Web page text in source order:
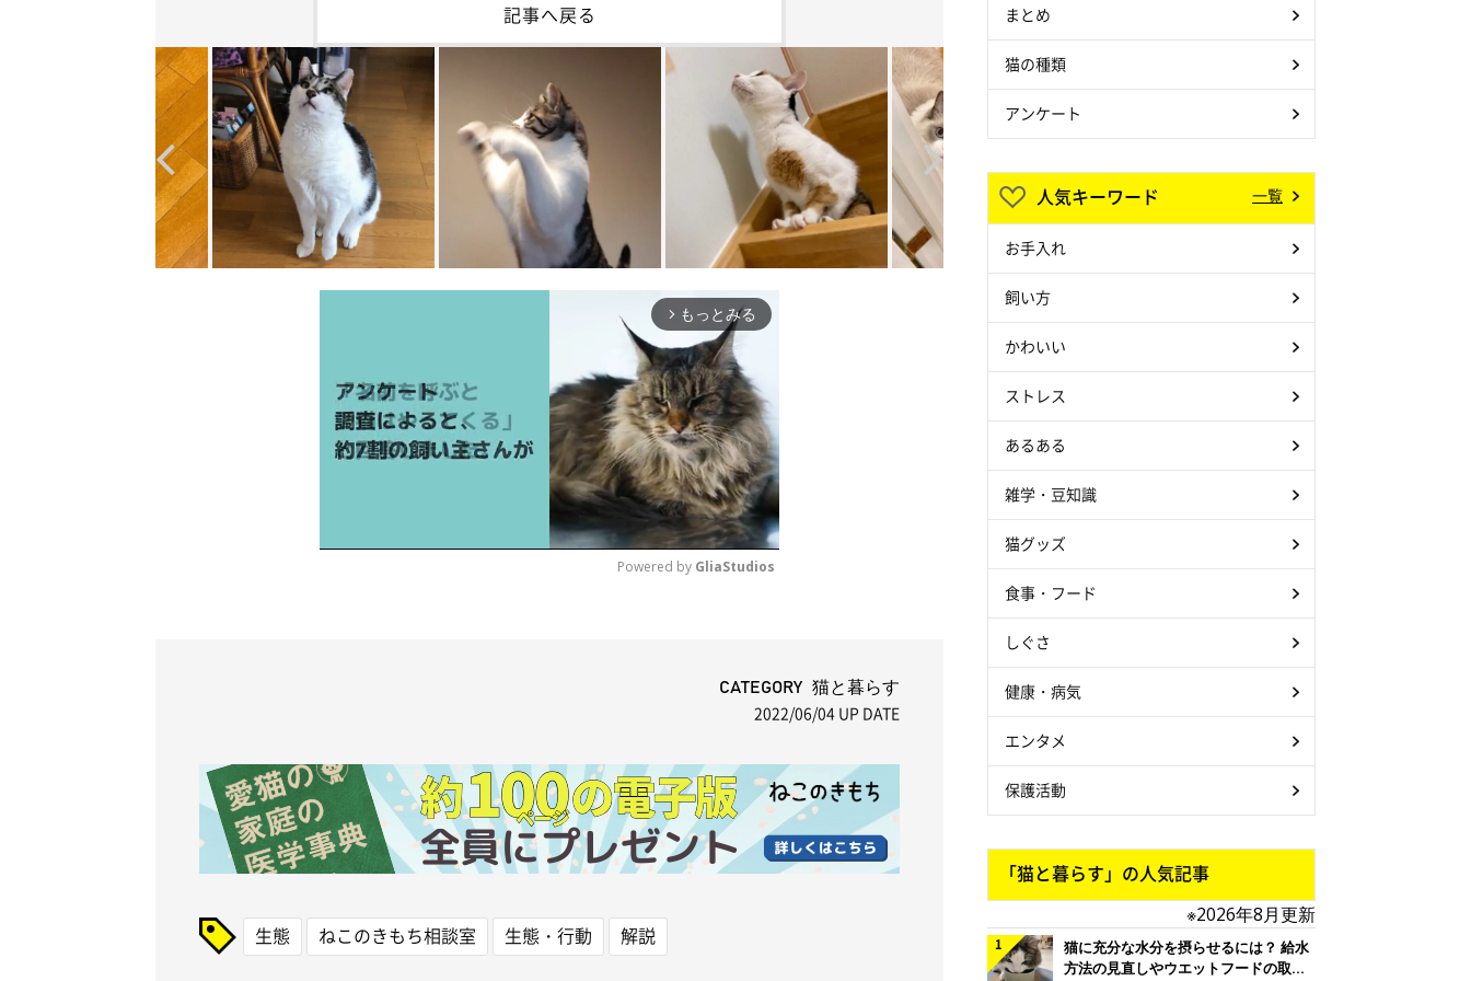
記事へ戻る
arrow_forward_ios もっとみる
Powered by GliaStudios
CATEGORY 猫と暮らす
2022/06/04 UP DATE
生態 ねこのきもち相談室 生態・行動 解説
まとめ
猫の種類
アンケート
人気キーワード 一覧
お手入れ
飼い方
かわいい
ストレス
あるある
雑学・豆知識
猫グッズ
食事・フード
しぐさ
健康・病気
エンタメ
保護活動
「猫と暮らす」の人気記事
※2026年8月更新
猫に充分な水分を摂らせるには？ 給水
方法の見直しやウエットフードの取り